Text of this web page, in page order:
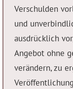
Verschulden
und
ausdrücklich
Angebot ohne
verändern, zu